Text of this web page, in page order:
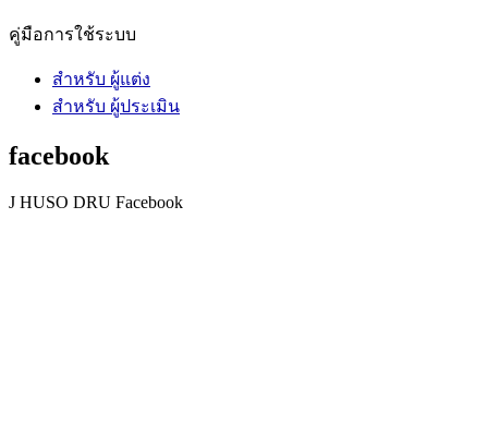
คู่มือการใช้ระบบ
สำหรับ ผู้แต่ง
สำหรับ ผู้ประเมิน
facebook
J HUSO DRU Facebook